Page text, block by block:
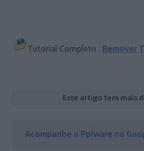
Tutorial Completo : Remover
Este artigo tem mais
Acompanhe o Pplware no